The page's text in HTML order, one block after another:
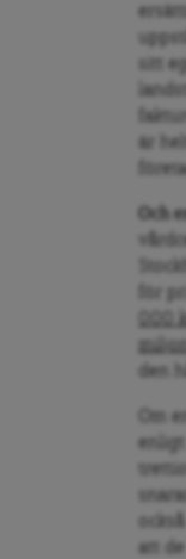
sitt
är
Och
för
000
den
Om
att